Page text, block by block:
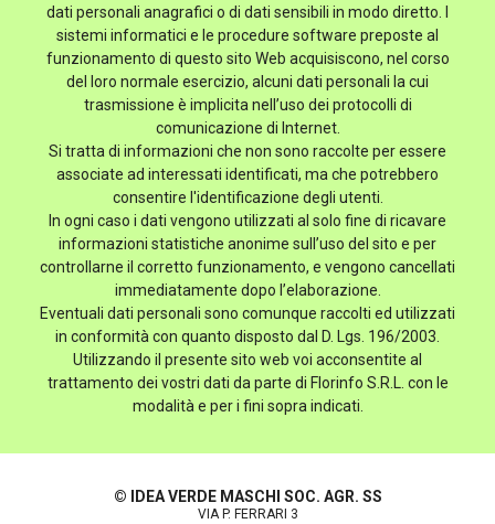
dati personali anagrafici o di dati sensibili in modo diretto. I
sistemi informatici e le procedure software preposte al
funzionamento di questo sito Web acquisiscono, nel corso
del loro normale esercizio, alcuni dati personali la cui
trasmissione è implicita nell’uso dei protocolli di
comunicazione di Internet.
Si tratta di informazioni che non sono raccolte per essere
associate ad interessati identificati, ma che potrebbero
consentire l'identificazione degli utenti.
In ogni caso i dati vengono utilizzati al solo fine di ricavare
informazioni statistiche anonime sull’uso del sito e per
controllarne il corretto funzionamento, e vengono cancellati
immediatamente dopo l’elaborazione.
Eventuali dati personali sono comunque raccolti ed utilizzati
in conformità con quanto disposto dal D. Lgs. 196/2003.
Utilizzando il presente sito web voi acconsentite al
trattamento dei vostri dati da parte di Florinfo S.R.L. con le
modalità e per i fini sopra indicati.
© IDEA VERDE MASCHI SOC. AGR. SS
VIA P. FERRARI 3